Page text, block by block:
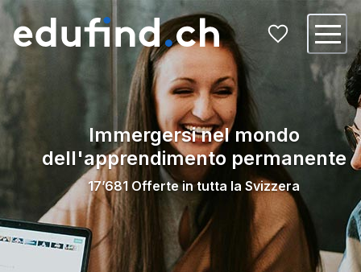
Immergersi nel mondo
dell'apprendimento permanente
17’681 Offerte in tutta la Svizzera